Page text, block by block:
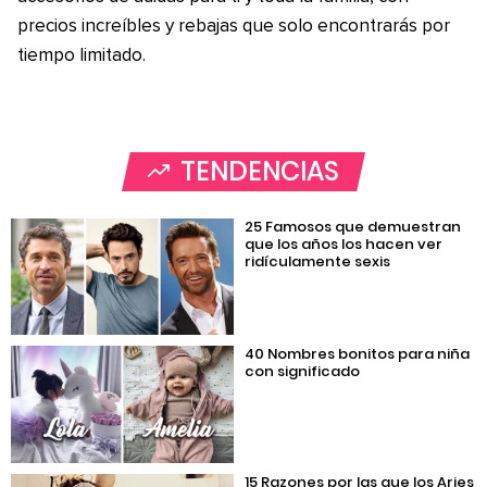
precios increíbles y rebajas que solo encontrarás por
tiempo limitado.
TENDENCIAS
25 Famosos que demuestran
que los años los hacen ver
ridículamente sexis
40 Nombres bonitos para niña
con significado
15 Razones por las que los Aries